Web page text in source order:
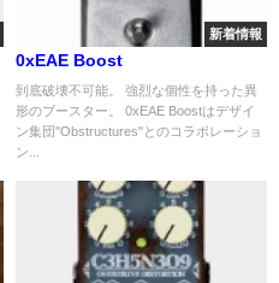
新着情報
0xEAE Boost
到底破壊不可能。 強烈な個性を持った異
形のブースター。 0xEAE Boostはデザイ
ン集団"Obstructures"とのコラボレーショ
ン...